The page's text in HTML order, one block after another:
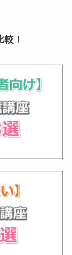
較！